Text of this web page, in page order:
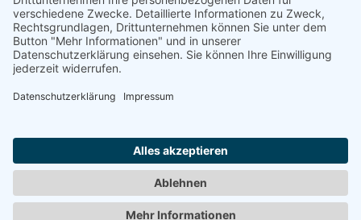
Vertrag widerrufen
Allgemeine Geschäftsbedingungen (AGB)
Impressum
Mein Konto